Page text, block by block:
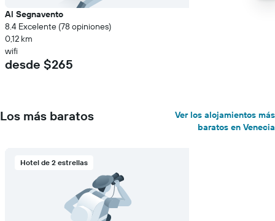
Al Segnavento
8.4 Excelente (78 opiniones)
0,12 km
wifi
desde $265
Los más baratos
Ver los alojamientos más
baratos en Venecia
Hotel de 2 estrellas